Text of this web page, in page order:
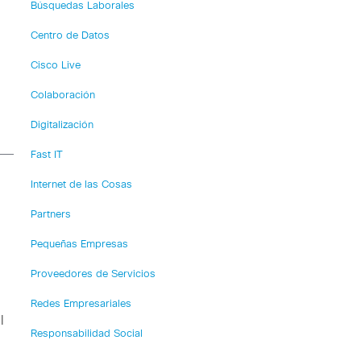
Búsquedas Laborales
Centro de Datos
Cisco Live
Colaboración
Digitalización
Fast IT
Internet de las Cosas
Partners
Pequeñas Empresas
Proveedores de Servicios
Redes Empresariales
Responsabilidad Social